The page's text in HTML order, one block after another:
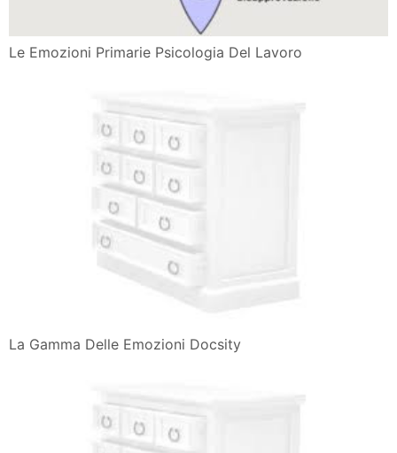
Le Emozioni Primarie Psicologia Del Lavoro
La Gamma Delle Emozioni Docsity